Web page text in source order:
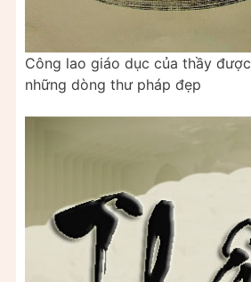
Công lao giáo dục của thầy
những dòng thư pháp đẹp